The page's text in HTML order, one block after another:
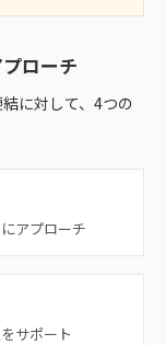
ローチ
に対して、4つの
アプローチ
サポート